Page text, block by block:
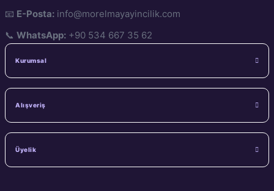
📧 E-Posta: info@morelmayayincilik.com
📞 WhatsApp: +90 534 667 35 62
Kurumsal
Alışveriş
Üyelik